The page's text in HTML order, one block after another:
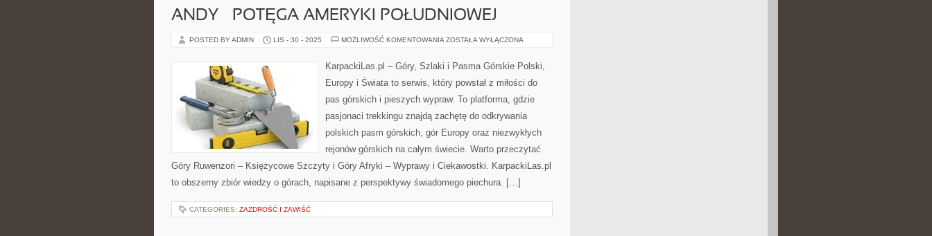
ANDY – POTĘGA AMERYKI POŁUDNIOWEJ
POSTED BY ADMIN LIS - 30 - 2025 MOŻLIWOŚĆ KOMENTOWANIA ANDY
AMERYKI
POŁUDNIOWEJ
ZOSTAŁA WYŁĄCZONA
KarpackiLas.pl – Góry, Szlaki i Pasma Górskie Polski,
Europy i Świata to serwis, który powstał z miłości do
pas górskich i pieszych wypraw. To platforma, gdzie
pasjonaci trekkingu znajdą zachętę do odkrywania
polskich pasm górskich, gór Europy oraz niezwykłych
rejonów górskich na całym świecie. Warto przeczytać
Góry Ruwenzori – Księżycowe Szczyty i Góry Afryki – Wyprawy i Ciekawostki. KarpackiLas.pl
to obszerny zbiór wiedzy o górach, napisane z perspektywy świadomego piechura. […]
CATEGORIES: ZAZDROŚĆ I ZAWIŚĆ